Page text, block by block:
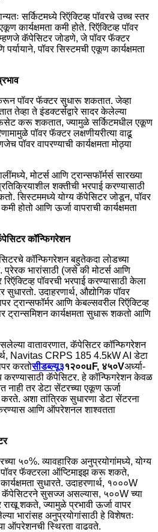
सर्किटमध्ये रिऍक्टिव्ह पॉवरचे उच्च स्तर
कार्यक्षमता कमी होते. रिऍक्टिव्ह पॉवर
म्हणजे कॅपेसिटर जोडणे, जे पॉवर फॅक्टर
पॉवर सिस्टमची एकूण कार्यक्षमता
पॉवर फॅक्टर सुधारू शकतात. जेव्हा
तेव्हा ते इंडक्टर्सद्वारे सादर केलेल्या
करू शकतात, ज्यामुळे सर्किटमधील एकूण
पॉवर फॅक्टर लक्षणीयरीत्या वाढू
पॉवर वापरण्याची कार्यक्षमता मोठ्या
मोटर्स आणि ट्रान्सफॉर्मर्स सारख्या
शक्तीची भरपाई करण्यासाठी
सिस्टममध्ये योग्य कॅपेसिटर जोडून, ​​पॉवर
होतो आणि ऊर्जा वापराची कार्यक्षमता
कॉन्फिगरेशन
कॉन्फिगरेशन बहुतेकदा लोडच्या
भारांसाठी (जसे की मोटर्स आणि
पॉवरची भरपाई करण्यासाठी केला
उदाहरणार्थ, औद्योगिक पॉवर
ट्रान्सफॉर्मर आणि केबल्सवरील रिऍक्टिव्ह
कार्यक्षमता सुधारू शकतो आणि
वातावरणात, कॅपेसिटर कॉन्फिगरेशन
Navitas CRPS 185 4.5kW AI डेटा
करतोसीडब्ल्यू३१२००uF, ४५०Vअर्ध्या-
करण्यासाठी कॅपेसिटर. हे कॉन्फिगरेशन केवळ
नाही तर डेटा सेंटरच्या एकूण ऊर्जा
अशा तांत्रिक सुधारणा डेटा सेंटरना
करण्यास आणि ऑपरेशनल शाश्वतता
५०%. व्यावहारिक अनुप्रयोगांमध्ये, योग्य
फॅक्टरला ऑप्टिमाइझ करू शकते,
सुधारते. उदाहरणार्थ, १०००W
कॅपेसिटरने सुसज्ज असल्यास, ५००W च्या
शकते, ज्यामुळे प्रभावी ऊर्जा वापर
भारांसह अनुप्रयोगांसाठी हे विशेषतः
ऑपरेशनची स्थिरता वाढवते.